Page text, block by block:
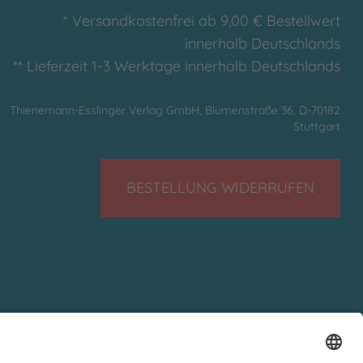
* Versandkostenfrei ab 9,00 € Bestellwert
innerhalb Deutschlands
** Lieferzeit 1-3 Werktage innerhalb Deutschlands
Thienemann-Esslinger Verlag GmbH, Blumenstraße 36, D-70182
Stuttgart
BESTELLUNG WIDERRUFEN